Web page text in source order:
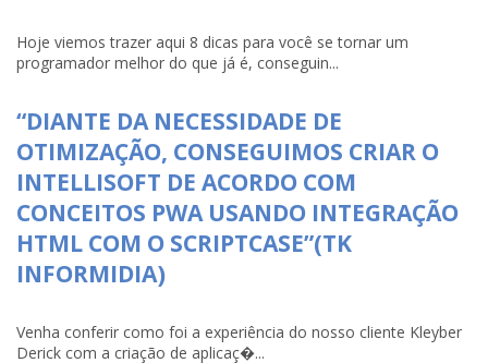
Hoje viemos trazer aqui 8 dicas para você se tornar um
programador melhor do que já é, conseguin...
“DIANTE DA NECESSIDADE DE
OTIMIZAÇÃO, CONSEGUIMOS CRIAR O
INTELLISOFT DE ACORDO COM
CONCEITOS PWA USANDO INTEGRAÇÃO
HTML COM O SCRIPTCASE”(TK
INFORMIDIA)
Venha conferir como foi a experiência do nosso cliente Kleyber
Derick com a criação de aplicaç�...